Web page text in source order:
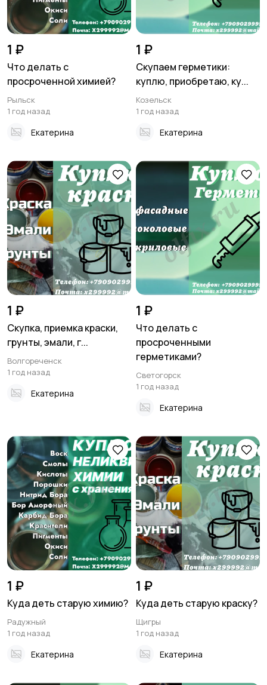
1 ₽
Что делать с
просроченной химией?
Рыльск
1 год назад
Екатерина
1 ₽
Скупаем герметики:
куплю, приобретаю, ку...
Козельск
1 год назад
Екатерина
1 ₽
Скупка, приемка краски,
грунты, эмали, г...
Волгореченск
1 год назад
Екатерина
1 ₽
Что делать с
просроченными
герметиками?
Светогорск
1 год назад
Екатерина
1 ₽
Куда деть старую химию?
Радужный
1 год назад
Екатерина
1 ₽
Куда деть старую краску?
Щигры
1 год назад
Екатерина